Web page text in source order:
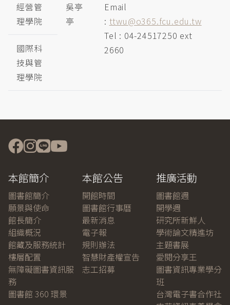
經營管
理學院
吳亭
亭
Email
: ttwu@o365.fcu.edu.tw
Tel : 04-24517250 ext
2660
國際科
技與管
理學院
本館簡介
圖書館簡介
願景與使命
館長簡介
組織概況
館藏及服務統計
樓層配置
無障礙圖書資訊服
務
圖書館 360 環景
本館公告
開館時間
圖書館行事曆
最新消息
電子報
規則辦法
智慧財產權宣告
志工招募
推廣活動
圖書館週
開學週
研究所新鮮人
學術論文精進坊
主題書展
愛閱分享王
圖書資訊專業學分
班
台灣電子書合作社